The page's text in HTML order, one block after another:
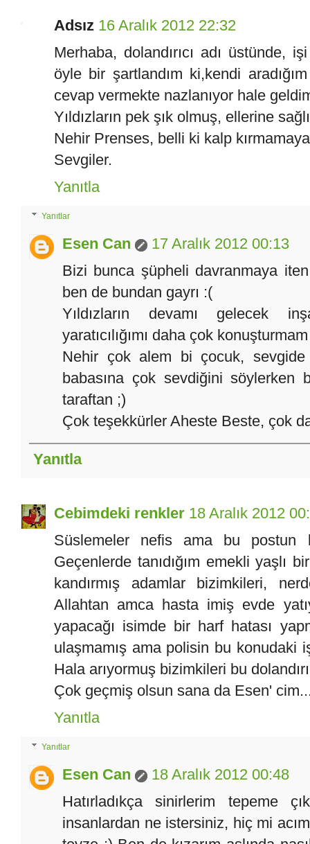
Adsız 16 Aralık 2012 22:32
Merhaba, dolandırıcı adı üstünde,
öyle bir şartlandım ki,kendi
cevap vermekte nazlanıyor hale
Yıldızların pek şık olmuş, ellerine
Nehir Prenses, belli ki kalp
Sevgiler.
Yanıtla
Yanıtlar
Esen Can
17 Aralık 2012 00:13
Bizi bunca şüpheli davranmaya iten
ben de bundan gayrı :(
Yıldızların devamı gelecek
yaratıcılığımı daha çok
Nehir çok alem bi çocuk,
babasına çok sevdiğini
taraftan ;)
Çok teşekkürler Aheste Beste, çok
Yanıtla
Cebimdeki renkler 18 Aralık 2012
Süslemeler nefis ama bu postun
Geçenlerde tanıdığım emekli yaşlı
kandırmış adamlar bizimkileri,
Allahtan amca hasta imiş evde
yapacağı isimde bir harf hatası
ulaşmamış ama polisin bu konudaki
Hala arıyormuş bizimkileri bu
Çok geçmiş olsun sana da Esen'
Yanıtla
Yanıtlar
Esen Can
18 Aralık 2012 00:48
Hatırladıkça sinirlerim tepeme
insanlardan ne istersiniz, hiç mi